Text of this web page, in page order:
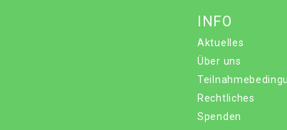
INFO
Aktuelles
Über uns
Rechtliches
Spenden